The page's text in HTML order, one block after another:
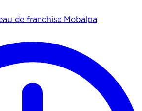
de franchise Mobalpa